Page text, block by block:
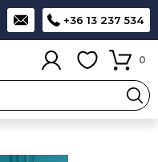
A legjobb design-
+36 13 237 534
0